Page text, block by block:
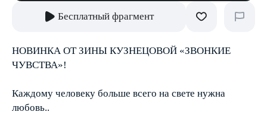
Бесплатный фрагмент
НОВИНКА ОТ ЗИНЫ КУЗНЕЦОВОЙ «ЗВОНКИЕ
ЧУВСТВА»!
Каждому человеку больше всего на свете нужна
любовь..